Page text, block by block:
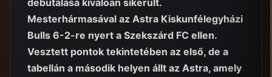
debütálása kiválóan sikerült.
Mesterhármasával az Astra Kiskunfélegyházi
Bulls 6-2-re nyert a Szekszárd FC ellen.
Vesztett pontok tekintetében az első, de a
tabellán a második helyen állt az Astra, amely